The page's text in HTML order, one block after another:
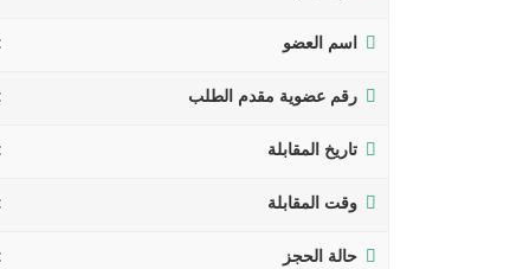
اسم العضو
رقم عضوية مقدم الطلب
تاريخ المقابلة
وقت المقابلة
حالة الحجز